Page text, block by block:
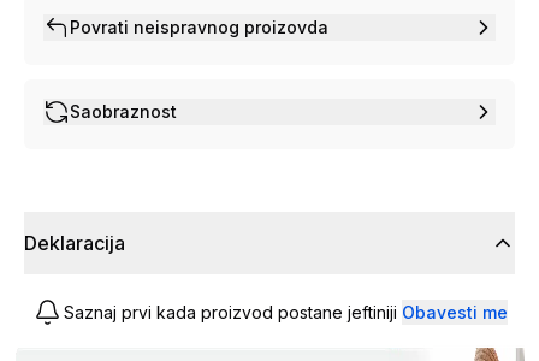
Povrati neispravnog proizovda
Saobraznost
Deklaracija
Saznaj prvi kada proizvod postane jeftiniji Obavesti me